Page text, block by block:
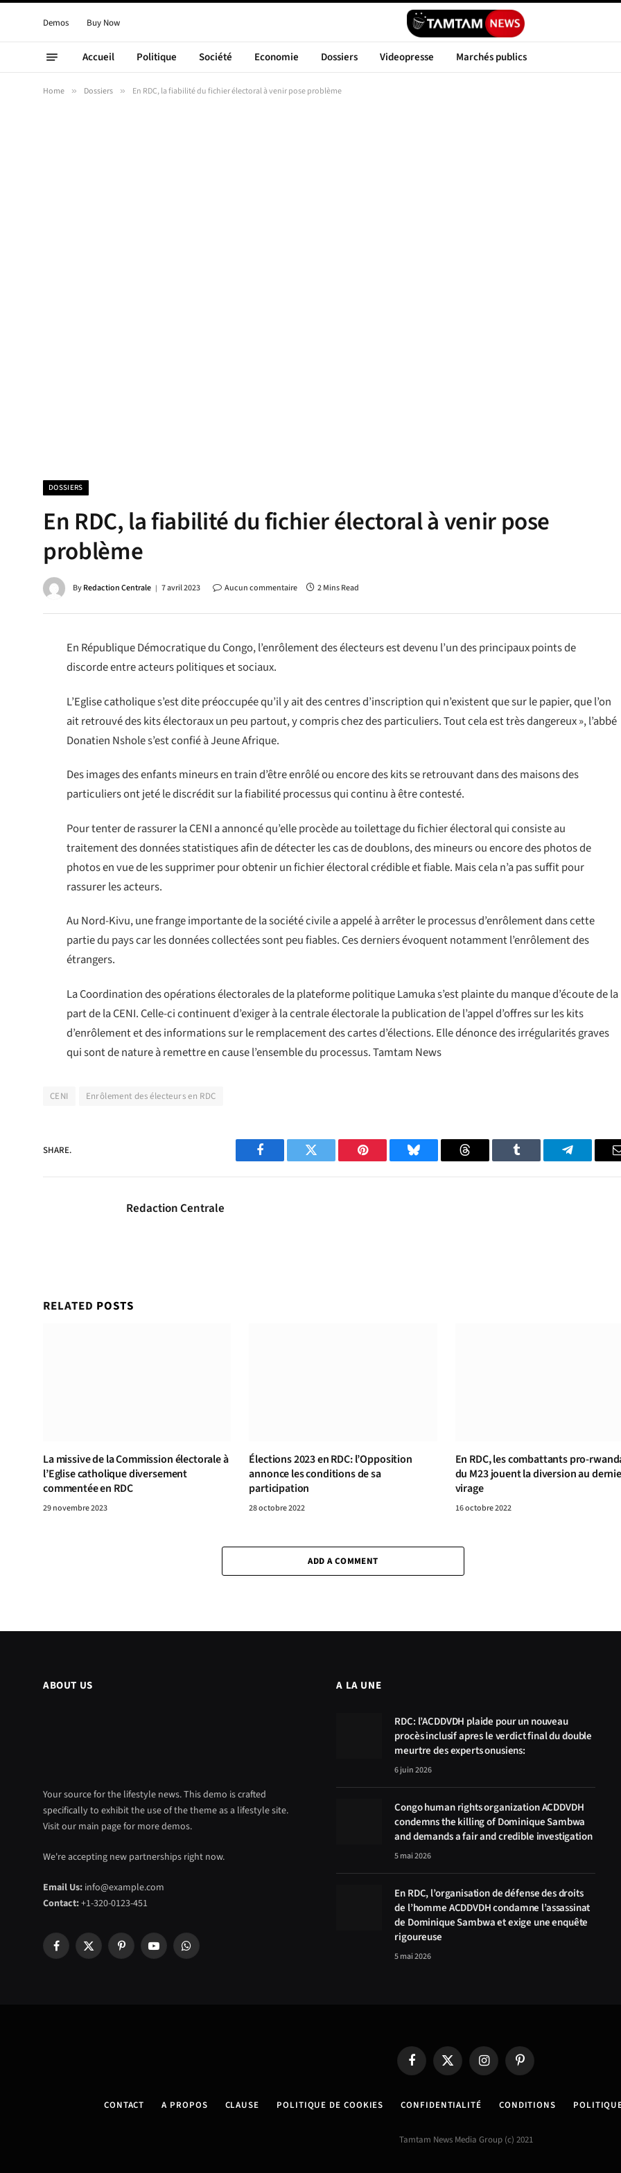
Demos Buy Now
Accueil Politique Société Economie Dossiers Videopresse Marchés publics
Home » Dossiers » En RDC, la fiabilité du fichier électoral à venir pose problème
DOSSIERS
En RDC, la fiabilité du fichier électoral à venir pose
problème
ByRedaction Centrale 7 avril 2023 Aucun commentaire 2 Mins Read
En République Démocratique du Congo, l’enrôlement des électeurs est devenu l’un des principaux points de
discorde entre acteurs politiques et sociaux.
L’Eglise catholique s’est dite préoccupée qu’il y ait des centres d’inscription qui n’existent que sur le papier, que l’on
ait retrouvé des kits électoraux un peu partout, y compris chez des particuliers. Tout cela est très dangereux », l’abbé
Donatien Nshole s’est confié à Jeune Afrique.
Des images des enfants mineurs en train d’être enrôlé ou encore des kits se retrouvant dans des maisons des
particuliers ont jeté le discrédit sur la fiabilité processus qui continu à être contesté.
Pour tenter de rassurer la CENI a annoncé qu’elle procède au toilettage du fichier électoral qui consiste au
traitement des données statistiques afin de détecter les cas de doublons, des mineurs ou encore des photos de
photos en vue de les supprimer pour obtenir un fichier électoral crédible et fiable. Mais cela n’a pas suffit pour
rassurer les acteurs.
Au Nord-Kivu, une frange importante de la société civile a appelé à arrêter le processus d’enrôlement dans cette
partie du pays car les données collectées sont peu fiables. Ces derniers évoquent notamment l’enrôlement des
étrangers.
La Coordination des opérations électorales de la plateforme politique Lamuka s’est plainte du manque d’écoute de la
part de la CENI. Celle-ci continuent d’exiger à la centrale électorale la publication de l’appel d’offres sur les kits
d’enrôlement et des informations sur le remplacement des cartes d’élections. Elle dénonce des irrégularités graves
qui sont de nature à remettre en cause l’ensemble du processus. Tamtam News
CENI Enrôlement des électeurs en RDC
SHARE.
Facebook Twitter Pinterest Bluesky Threads Tumblr Telegram
Redaction Centrale
RELATED POSTS
La missive de la Commission électorale à
l’Eglise catholique diversement
commentée en RDC
29 novembre 2023
Élections 2023 en RDC: l’Opposition
annonce les conditions de sa
participation
28 octobre 2022
En RDC, les combattants pro-
du M23 jouent la diversion au
virage
16 octobre 2022
ADD A COMMENT
ABOUT US
Your source for the lifestyle news. This demo is crafted
specifically to exhibit the use of the theme as a lifestyle site.
Visit our main page for more demos.
We're accepting new partnerships right now.
Email Us: info@example.com
Contact:+1-320-0123-451
Facebook
X
PinterestYouTubeWhatsApp
A LA UNE
RDC: l’ACDDVDH plaide pour un nouveau
procès inclusif apres le verdict final du double
meurtre des experts onusiens:
6 juin 2026
Congo human rights organization ACDDVDH
condemns the killing of Dominique Sambwa
and demands a fair and credible investigation
5 mai 2026
En RDC, l’organisation de défense des droits
de l’homme ACDDVDH condamne l’assassinat
de Dominique Sambwa et exige une enquête
rigoureuse
5 mai 2026
FacebookX
(Twitter)
InstagramPinterest
CONTACT A PROPOS CLAUSE POLITIQUE DE COOKIES CONFIDENTIALITÉ CONDITIONS
Tamtam News Media Group (c) 2021